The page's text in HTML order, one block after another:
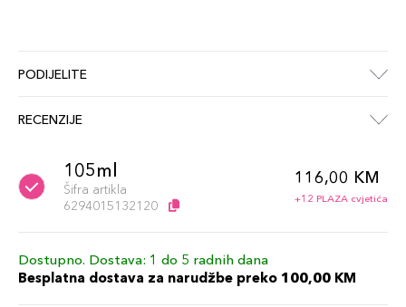
PODIJELITE
RECENZIJE
105ml
Šifra artikla
6294015132120
116,00 KM
+12 PLAZA cvjetića
Dostupno. Dostava: 1 do 5 radnih dana
Besplatna dostava za narudžbe preko 100,00 KM